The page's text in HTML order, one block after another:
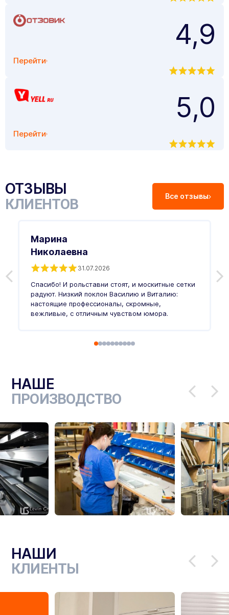
Перейти
4,9
Перейти
5,0
ОТЗЫВЫ
КЛИЕНТОВ Все отзывы
Марина
Николаевна
31.07.2026
Спасибо! И рольставни стоят, и москитные сетки
радуют. Низкий поклон Василию и Виталию:
настоящие профессионалы, скромные,
вежливые, с отличным чувством юмора.
НАШЕ
ПРОИЗВОДСТВО
НАШИ
КЛИЕНТЫ